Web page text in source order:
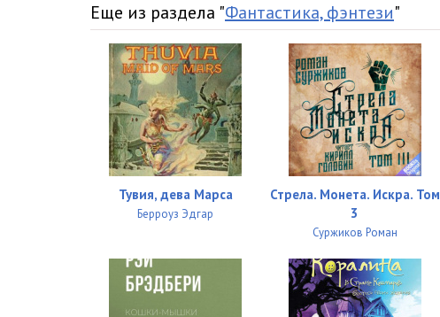
K-11-Glava-039-2
K-11-Glava-040
K-11-Glava-041
K-11-Glava-042
K-11-Glava-043
K-11-Glava-044
K-11-Glava-046
K-11-Glava-047
Еще из раздела "Фантастика, фэнтези"
Тувия, дева Марса
Берроуз Эдгар
Стрела. Монета. Искра. Том
3
Суржиков Роман